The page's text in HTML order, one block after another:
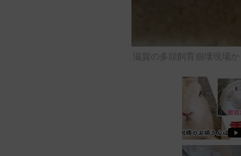
滋賀の多頭飼育崩壊現場